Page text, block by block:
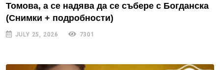
Томова, а се надява да се събере с Богданска
(Снимки + подробности)
JULY 25, 2026 7301